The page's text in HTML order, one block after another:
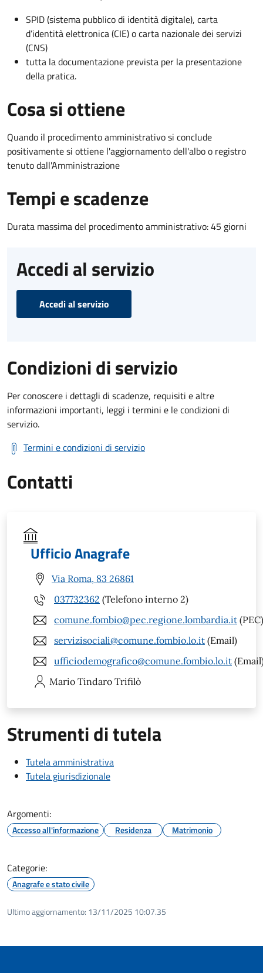
SPID (sistema pubblico di identità digitale), carta
d’identità elettronica (CIE) o carta nazionale dei servizi
(CNS)
tutta la documentazione prevista per la presentazione
della pratica.
Cosa si ottiene
Quando il procedimento amministrativo si conclude
positivamente si ottiene l'aggiornamento dell'albo o registro
tenuto dall'Amministrazione
Tempi e scadenze
Durata massima del procedimento amministrativo: 45 giorni
Accedi al servizio
Accedi al servizio
Condizioni di servizio
Per conoscere i dettagli di scadenze, requisiti e altre
informazioni importanti, leggi i termini e le condizioni di
servizio.
Termini e condizioni di servizio
Contatti
Ufficio Anagrafe
Via Roma, 83 26861
037732362 (Telefono interno 2)
comune.fombio@pec.regione.lombardia.it (PEC)
servizisociali@comune.fombio.lo.it (Email)
ufficiodemografico@comune.fombio.lo.it
Mario Tindaro Trifilò
Strumenti di tutela
Tutela amministrativa
Tutela giurisdizionale
Argomenti:
Accesso all'informazione Residenza Matrimonio
Categorie:
Anagrafe e stato civile
Ultimo aggiornamento: 13/11/2025 10:07.35